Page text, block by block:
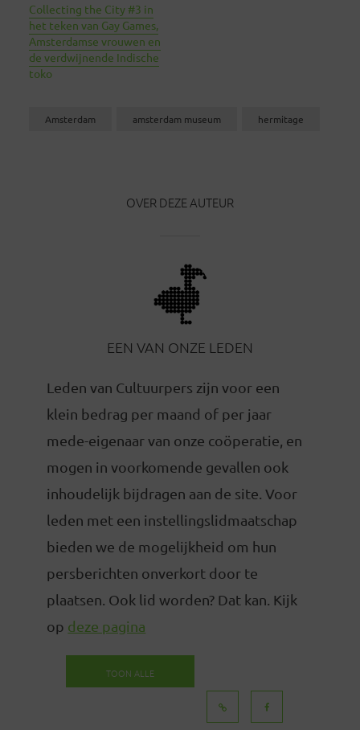
Collecting the City #3 in
het teken van Gay Games,
Amsterdamse vrouwen en
de verdwijnende Indische
toko
Amsterdam amsterdam museum hermitage
OVER DEZE AUTEUR
EEN VAN ONZE LEDEN
Leden van Cultuurpers zijn voor een
klein bedrag per maand of per jaar
mede-eigenaar van onze coöperatie, en
mogen in voorkomende gevallen ook
inhoudelijk bijdragen aan de site. Voor
leden met een instellingslidmaatschap
bieden we de mogelijkheid om hun
persberichten onverkort door te
plaatsen. Ook lid worden? Dat kan. Kijk
op deze pagina
TOON ALLE